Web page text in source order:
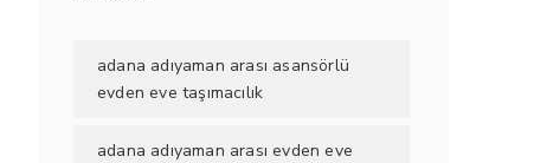
adana adıyaman arası asansörlü
evden eve taşımacılık
adana adıyaman arası evden eve